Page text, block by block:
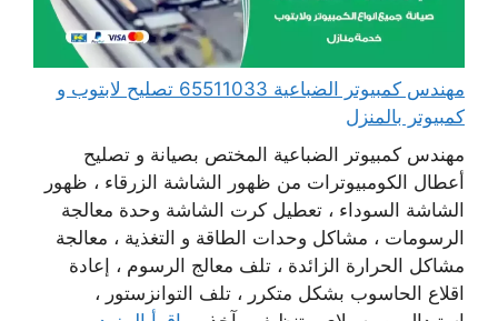
مهندس كمبيوتر الضباعية 65511033 تصليح لابتوب و
كمبيوتر بالمنزل
مهندس كمبيوتر الضباعية المختص بصيانة و تصليح
أعطال الكومبيوترات من ظهور الشاشة الزرقاء ، ظهور
الشاشة السوداء ، تعطيل كرت الشاشة وحدة معالجة
الرسومات ، مشاكل وحدات الطاقة و التغذية ، معالجة
مشاكل الحرارة الزائدة ، تلف معالج الرسوم ، إعادة
اقلاع الحاسوب بشكل متكرر ، تلف التوانزستور ،